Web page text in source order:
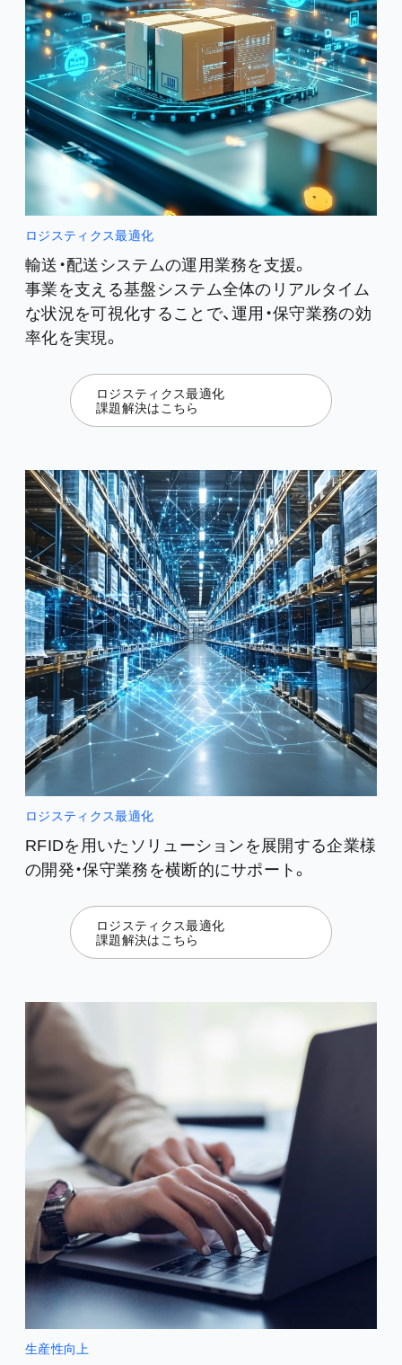
ロジスティクス最適化
輸送・配送システムの運用業務を支援。
事業を支える基盤システム全体のリアルタイム
な状況を可視化することで、運用・保守業務の効
率化を実現。
ロジスティクス最適化
課題解決はこちら
ロジスティクス最適化
RFIDを用いたソリューションを展開する企業様
の開発・保守業務を横断的にサポート。
ロジスティクス最適化
課題解決はこちら
生産性向上